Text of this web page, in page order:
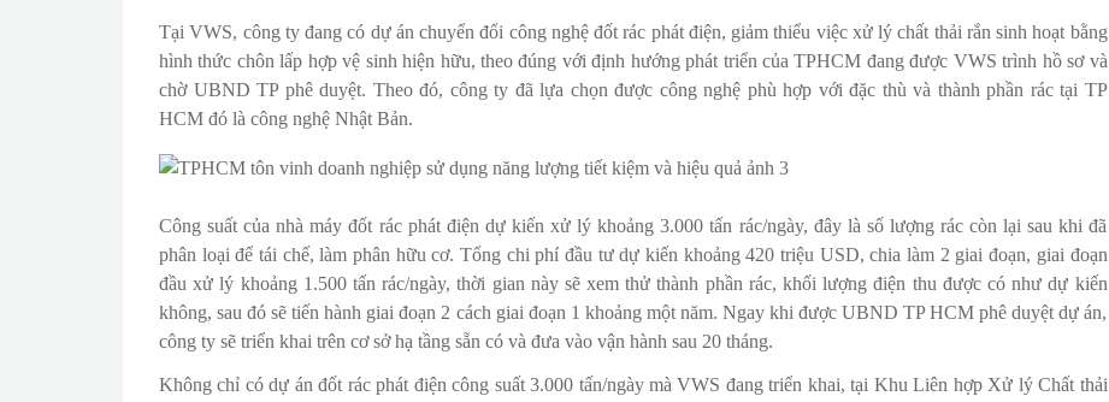
Tại VWS, công ty đang có dự án chuyển đổi công nghệ đốt rác phát điện, giảm thiểu việc xử lý chất thải rắn sinh hoạt bằng
hình thức chôn lấp hợp vệ sinh hiện hữu, theo đúng với định hướng phát triển của TPHCM đang được VWS trình hồ sơ và
chờ UBND TP phê duyệt. Theo đó, công ty đã lựa chọn được công nghệ phù hợp với đặc thù và thành phần rác tại TP
HCM đó là công nghệ Nhật Bản.
Công suất của nhà máy đốt rác phát điện dự kiến xử lý khoảng 3.000 tấn rác/ngày, đây là số lượng rác còn lại sau khi đã
phân loại để tái chế, làm phân hữu cơ. Tổng chi phí đầu tư dự kiến khoảng 420 triệu USD, chia làm 2 giai đoạn, giai đoạn
đầu xử lý khoảng 1.500 tấn rác/ngày, thời gian này sẽ xem thử thành phần rác, khối lượng điện thu được có như dự kiến
không, sau đó sẽ tiến hành giai đoạn 2 cách giai đoạn 1 khoảng một năm. Ngay khi được UBND TP HCM phê duyệt dự án,
công ty sẽ triển khai trên cơ sở hạ tầng sẵn có và đưa vào vận hành sau 20 tháng.
Không chỉ có dự án đốt rác phát điện công suất 3.000 tấn/ngày mà VWS đang triển khai, tại Khu Liên hợp Xử lý Chất thải